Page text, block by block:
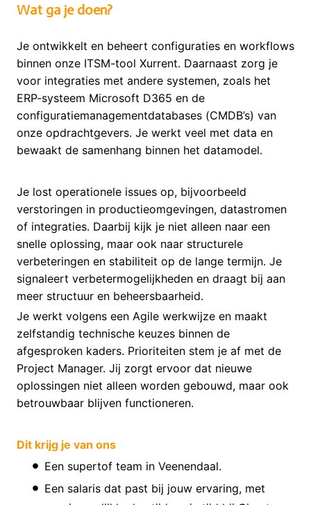
Wat ga je doen?
Je ontwikkelt en beheert configuraties en workflows
binnen onze ITSM-tool Xurrent. Daarnaast zorg je
voor integraties met andere systemen, zoals het
ERP-systeem Microsoft D365 en de
configuratiemanagementdatabases (CMDB’s) van
onze opdrachtgevers. Je werkt veel met data en
bewaakt de samenhang binnen het datamodel.
Je lost operationele issues op, bijvoorbeeld
verstoringen in productieomgevingen, datastromen
of integraties. Daarbij kijk je niet alleen naar een
snelle oplossing, maar ook naar structurele
verbeteringen en stabiliteit op de lange termijn. Je
signaleert verbetermogelijkheden en draagt bij aan
meer structuur en beheersbaarheid.
Je werkt volgens een Agile werkwijze en maakt
zelfstandig technische keuzes binnen de
afgesproken kaders. Prioriteiten stem je af met de
Project Manager. Jij zorgt ervoor dat nieuwe
oplossingen niet alleen worden gebouwd, maar ook
betrouwbaar blijven functioneren.
Dit krijg je van ons
Een supertof team in Veenendaal.
Een salaris dat past bij jouw ervaring, met